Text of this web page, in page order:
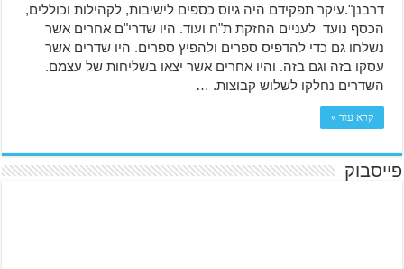
דרבנן".עיקר תפקידם היה גיוס כספים לישיבות, לקהילות וכוללים,
הכסף נועד לעניים החזקת ת"ח ועוד. היו שדרי"ם אחרים אשר
נשלחו גם כדי להדפיס ספרים ולהפיץ ספרים. היו שדרים אשר
עסקו בזה וגם בזה. והיו אחרים אשר יצאו בשליחות של עצמם.
השדרים נחלקו לשלוש קבוצות. …
קרא עוד »
פייסבוק